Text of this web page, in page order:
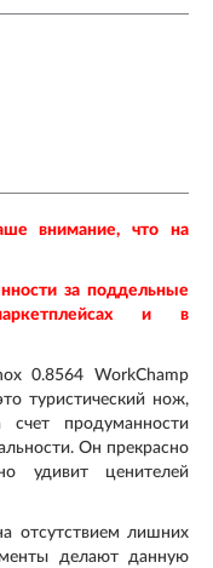
внимание, что на
за поддельные
и в
0.8564 WorkChamp
туристический нож,
продуманности
Он прекрасно
удивит ценителей
отсутствием лишних
делают данную